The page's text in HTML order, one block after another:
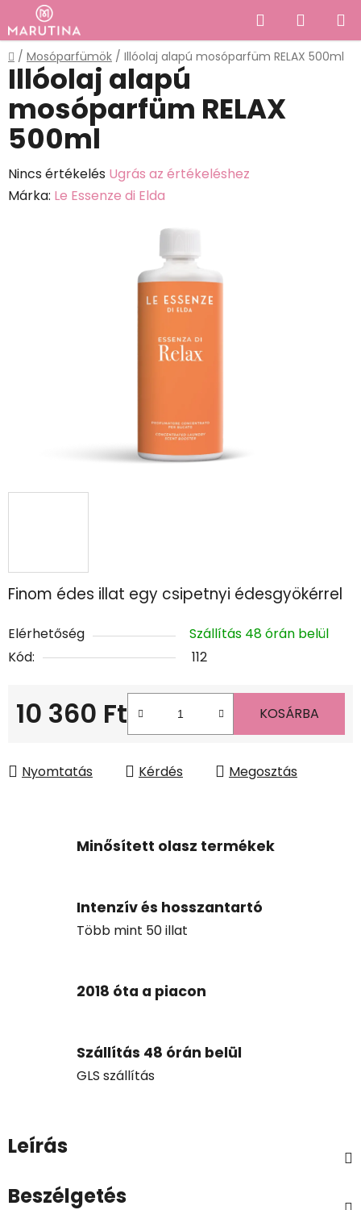
Ugrás
fő
tartalomhoz
KeresésKOSÁR
Kezdőlap
/ Mosóparfümök / Illóolaj alapú mosóparfüm RELAX 500ml
Finom édes illat egy csipetnyi édesgyökérrel
Elérhetőség
Szállítás 48 órán belül
Kód:
112
10 360 Ft KOSÁRBA
Nyomtatás Kérdés Megosztás
Illóolaj alapú
mosóparfüm RELAX
500ml
A
termék
Nincs értékelés Ugrás az értékeléshez
Márka: Le Essenze di Elda
Minősített olasz termékek
Intenzív és hosszantartó
Több mint 50 illat
2018 óta a piacon
Szállítás 48 órán belül
GLS szállítás
Leírás
Beszélgetés